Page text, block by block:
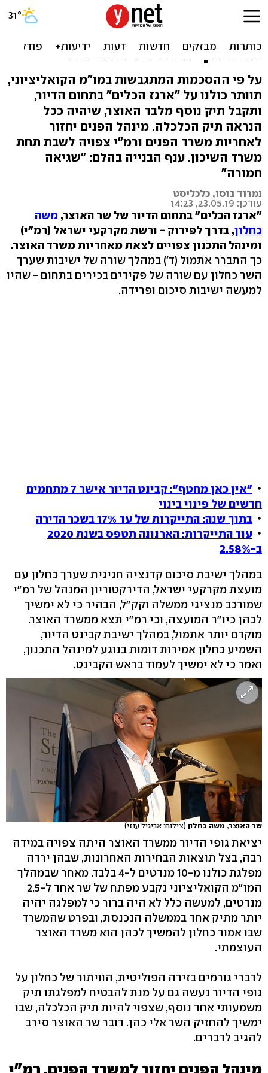
כחלון מוותר על הדיור: רשות
מקרקעי ישראל ומינהל
התכנון יוצאים מהאוצר
על פי ההסכמות המתגבשות במו"מ הקואליציוני,
תוותר כולנו על "ארגז הכלים" בתחום הדיור,
ותקבל תיק נוסף מלבד האוצר, שיהיה ככל
הנראה תיק הכלכלה. מינהל הפנים יחזור
לאחריות משרד הפנים ורמ"י צפויה לשבת תחת
משרד השיכון. ענף הבנייה בהלם: "שגיאה
חמורה"
נמרוד בוסו, כלכליסט
עודכן: 23.05.19, 14:23
"ארגז הכלים" בתחום הדיור של שר האוצר, משה
כחלון, בדרך לפירוק - ורשת מקרקעי ישראל (רמ"י)
ומינהל התכנון צפויים לצאת מאחריות משרד האוצר.
כך התברר אתמול (ד') במהלך שורה של ישיבות שערך
השר כחלון עם שורה של פקידים בכירים בתחום - שהיו
למעשה ישיבות סיכום ופרידה.
"אין כאן מחטף": קבינט הדיור אישר 7 מתחמים
חדשים של פינוי בינוי
בתוך שנה: התייקרות של עד 17% בשכר הדירה
עוד התייקרות: הארנונה תטפס בשנת 2020
ב-2.58%
במהלך ישיבת סיכום קדנציה חגיגית שערך כחלון עם
מועצת מקרקעי ישראל, הדירקטוריון המנהל של רמ"י
שמורכב מנציגי ממשלה וקק"ל, הבהיר כי לא ימשיך
לכהן כיו"ר המועצה, וכי רמ"י תצא ממשרד האוצר.
מוקדם יותר אתמול, במהלך ישיבת קבינט הדיור,
השמיע כחלון אמירות דומות בנוגע למינהל התכנון,
ואמר כי לא ימשיך לעמוד בראש הקבינט.
שר האוצר, משה כחלון (צילום: אביגיל עוזי)
יציאת גופי הדיור ממשרד האוצר היתה צפויה במידה
רבה, בצל תוצאות הבחירות האחרונות, שבהן ירדה
מפלגת כולנו מ-10 מנדטים ל-4 בלבד. מאחר שבמהלך
המו"מ הקואליציוני נקבע מפתח של שר אחד ל-2.5
מנדטים, למעשה כלל לא היה ברור כי למפלגה יהיה
יותר מתיק אחד בממשלה הנכנסת, ובפרט שהמשרד
שבו אמור כחלון להמשיך לכהן הוא משרד האוצר
העוצמתי.
לדברי גורמים בזירה הפוליטית, הוויתור של כחלון על
גופי הדיור נעשה גם על מנת להבטיח למפלגתו תיק
משמעותי אחד נוסף, שצפוי להיות תיק הכלכלה, שבו
ימשיך להחזיק השר אלי כהן. דובר שר האוצר סירב
להגיב לדברים.
מינהל הפנים יחזור למשרד הפנים, רמ"י